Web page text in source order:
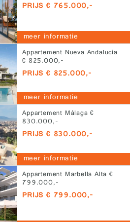
PRIJS € 765.000,-
meer informatie
Appartement Nueva Andalucía
€ 825.000,-
PRIJS € 825.000,-
meer informatie
Appartement Málaga €
830.000,-
PRIJS € 830.000,-
meer informatie
Appartement Marbella Alta €
799.000,-
PRIJS € 799.000,-